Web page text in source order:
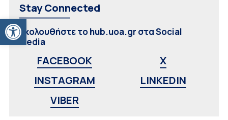
Ανοίξτε τη γραμμή εργαλείων
Stay Connected
Ακολουθήστε το hub.uoa.gr στα Social
Media
FACEBOOK
X
INSTAGRAM
LINKEDIN
VIBER